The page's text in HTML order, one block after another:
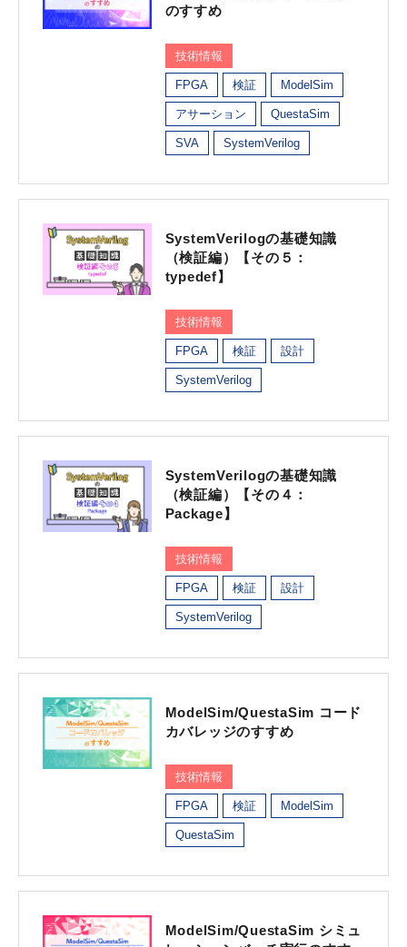
のすすめ
技術情報
FPGA 検証 ModelSim
アサーション QuestaSim
SVA SystemVerilog
SystemVerilogの基礎知識
（検証編）【その５：
typedef】
技術情報
FPGA 検証 設計
SystemVerilog
SystemVerilogの基礎知識
（検証編）【その４：
Package】
技術情報
FPGA 検証 設計
SystemVerilog
ModelSim/QuestaSim コード
カバレッジのすすめ
技術情報
FPGA 検証 ModelSim
QuestaSim
ModelSim/QuestaSim シミュ